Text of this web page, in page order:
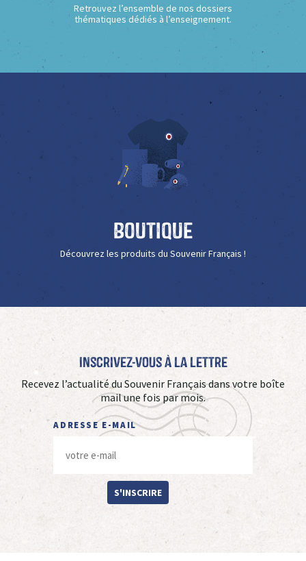
Retrouvez l’ensemble de nos dossiers
thématiques dédiés à l’enseignement.
Boutique
Découvrez les produits du Souvenir Français !
Inscrivez-vous à La Lettre
Recevez l’actualité du Souvenir Français dans votre boîte
mail une fois par mois.
ADRESSE E-MAIL
S'INSCRIRE